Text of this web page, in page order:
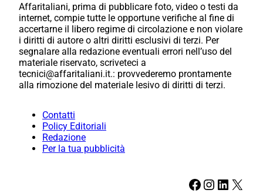
Affaritaliani, prima di pubblicare foto, video o testi da
internet, compie tutte le opportune verifiche al fine di
accertarne il libero regime di circolazione e non violare
i diritti di autore o altri diritti esclusivi di terzi. Per
segnalare alla redazione eventuali errori nell’uso del
materiale riservato, scriveteci a
tecnici@affaritaliani.it.: provvederemo prontamente
alla rimozione del materiale lesivo di diritti di terzi.
Contatti
Policy Editoriali
Redazione
Per la tua pubblicità
Facebook Instagram LinkedIn X